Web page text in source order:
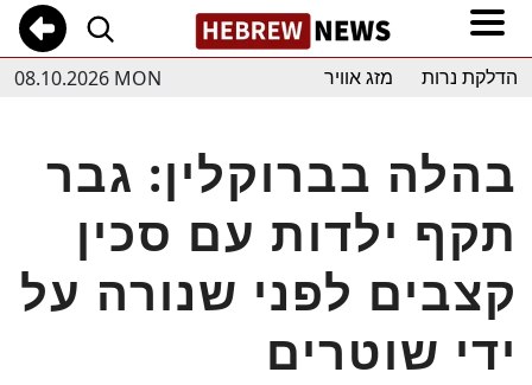
08.10.2026 MON הדלקת נרות מזג אוויר
בהלה בברוקלין: גבר
תקף ילדות עם סכין
קצבים לפני שנורה על
ידי שוטרים